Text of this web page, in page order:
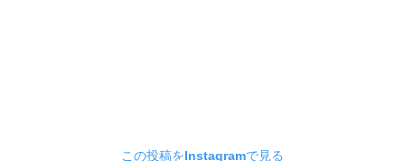
この投稿をInstagramで見る